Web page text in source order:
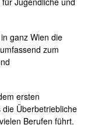
ganz Wien die
zum
ersten
Überbetriebliche
Berufen führt.